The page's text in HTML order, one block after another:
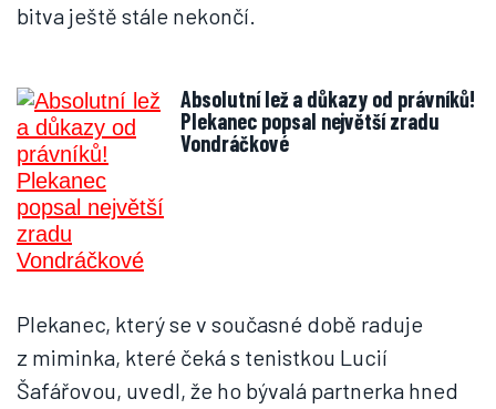
bitva ještě stále nekončí.
Absolutní lež a důkazy od právníků!
Plekanec popsal největší zradu
Vondráčkové
Plekanec, který se v současné době raduje
z miminka, které čeká s tenistkou Lucií
Šafářovou, uvedl, že ho bývalá partnerka hned